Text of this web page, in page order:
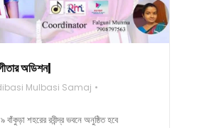
অডিশন|
Mulbasi Samaj
শহরের রবীন্দ্র ভবনে অনুষ্ঠিত হবে